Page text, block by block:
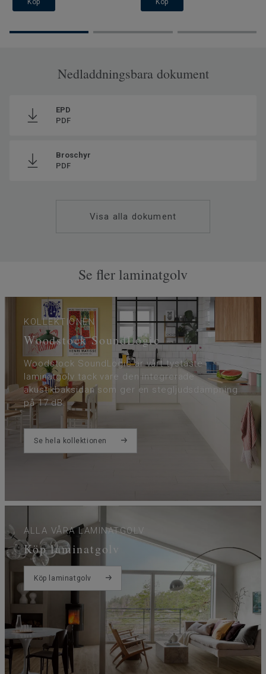
Nedladdningsbara dokument
EPD
PDF
Broschyr
PDF
Visa alla dokument
Se fler laminatgolv
KOLLEKTIONEN
Woodstock SoundLogic
Woodstock SoundLogic är vårt tystaste
laminatgolv tack vare den integrerade
akustikbaksidan som ger en stegljudsdämpning
på 17 dB.
Se hela kollektionen
ALLA VÅRA LAMINATGOLV
Köp laminatgolv
Köp laminatgolv